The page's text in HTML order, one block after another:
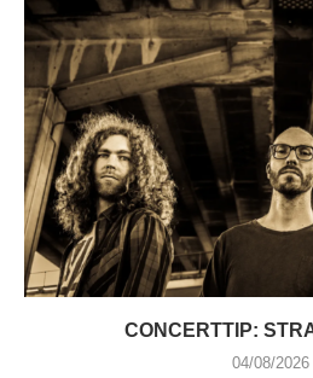
CONCERTTIP:
04/08/2026